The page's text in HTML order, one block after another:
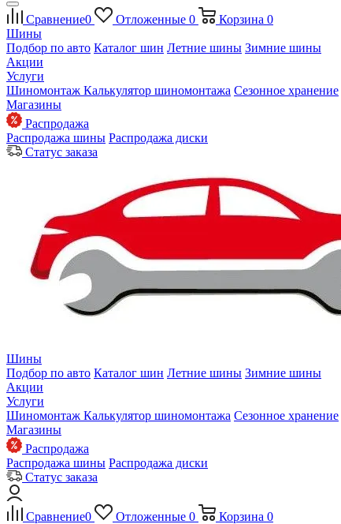
Сравнение0 Отложенные 0 Корзина 0
Шины
Подбор по авто Каталог шин Летние шины Зимние шины
Акции
Услуги
Шиномонтаж Калькулятор шиномонтажа Сезонное хранение
Магазины
Распродажа
Распродажа шины Распродажа диски
Статус заказа
Шины
Подбор по авто Каталог шин Летние шины Зимние шины
Акции
Услуги
Шиномонтаж Калькулятор шиномонтажа Сезонное хранение
Магазины
Распродажа
Распродажа шины Распродажа диски
Статус заказа
Сравнение0 Отложенные 0 Корзина 0